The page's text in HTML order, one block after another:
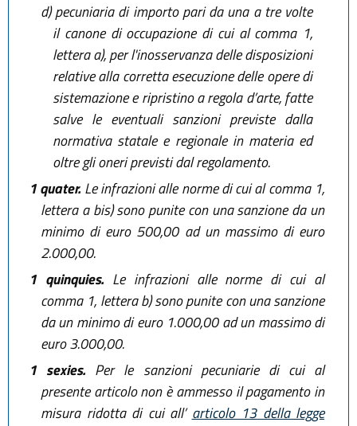
d)pecuniaria di importo pari da una a tre volte
il canone di occupazione di cui al comma 1,
lettera a), per l'inosservanza delle disposizioni
relative alla corretta esecuzione delle opere di
sistemazione e ripristino a regola d’arte, fatte
salve le eventuali sanzioni previste dalla
normativa statale e regionale in materia ed
oltre gli oneri previsti dal regolamento.
1 quater.Le infrazioni alle norme di cui al comma 1,
lettera a bis) sono punite con una sanzione da un
minimo di euro 500,00 ad un massimo di euro
2.000,00.
1 quinquies.Le infrazioni alle norme di cui al
comma 1, lettera b) sono punite con una sanzione
da un minimo di euro 1.000,00 ad un massimo di
euro 3.000,00.
1 sexies.Per le sanzioni pecuniarie di cui al
presente articolo non è ammesso il pagamento in
misura ridotta di cui all’ articolo 13 della legge